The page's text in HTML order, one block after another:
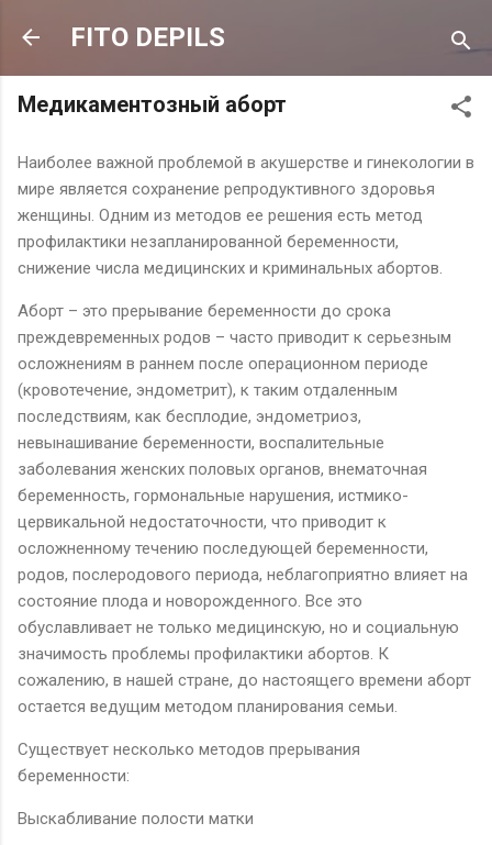
К основному контенту
FITO DEPILS
Медикаментозный аборт
Наиболее важной проблемой в акушерстве и гинекологии в
мире является сохранение репродуктивного здоровья
женщины. Одним из методов ее решения есть метод
профилактики незапланированной беременности,
снижение числа медицинских и криминальных абортов.
Аборт – это прерывание беременности до срока
преждевременных родов – часто приводит к серьезным
осложнениям в раннем после операционном периоде
(кровотечение, эндометрит), к таким отдаленным
последствиям, как бесплодие, эндометриоз,
невынашивание беременности, воспалительные
заболевания женских половых органов, внематочная
беременность, гормональные нарушения, истмико-
цервикальной недостаточности, что приводит к
осложненному течению последующей беременности,
родов, послеродового периода, неблагоприятно влияет на
состояние плода и новорожденного. Все это
обуславливает не только медицинскую, но и социальную
значимость проблемы профилактики абортов. К
сожалению, в нашей стране, до настоящего времени аборт
остается ведущим методом планирования семьи.
Существует несколько методов прерывания
беременности:
Выскабливание полости матки